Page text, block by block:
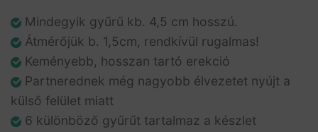
Mindegyik gyűrű kb. 4,5 cm hosszú.
Átmérőjük b. 1,5cm, rendkívül rugalmas!
Keményebb, hosszan tartó erekció
Partnerednek még nagyobb élvezetet nyújt a
külső felület miatt
6 különböző gyűrűt tartalmaz a készlet